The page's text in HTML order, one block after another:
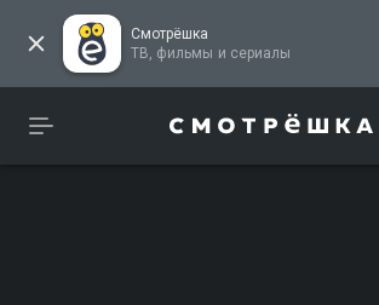
Смотрёшка
ТВ, фильмы и сериалы